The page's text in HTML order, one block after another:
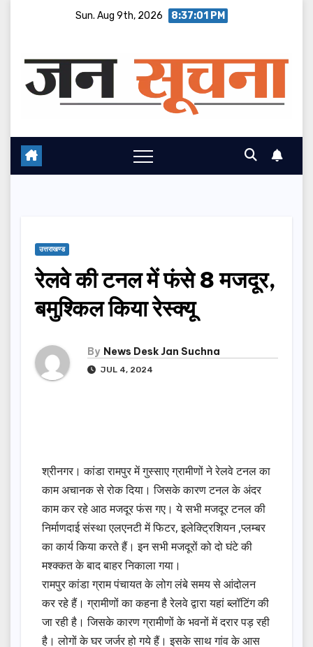
Sun. Aug 9th, 2026 8:37:01 PM
उत्तराखण्ड
रेलवे की टनल में फंसे 8 मजदूर,
बमुश्किल किया रेस्क्यू
By News Desk Jan Suchna
JUL 4, 2024
श्रीनगर। कांडा रामपुर में गुस्साए ग्रामीणों ने रेलवे टनल का
काम अचानक से रोक दिया। जिसके कारण टनल के अंदर
काम कर रहे आठ मजदूर फंस गए। ये सभी मजदूर टनल की
निर्माणदाई संस्था एलएनटी में फिटर, इलेक्ट्रिशियन ,प्लम्बर
का कार्य किया करते हैं। इन सभी मजदूरों को दो घंटे की
मश्क्कत के बाद बाहर निकाला गया।
रामपुर कांडा ग्राम पंचायत के लोग लंबे समय से आंदोलन
कर रहे हैं। ग्रामीणों का कहना है रेलवे द्वारा यहां ब्लॉटिंग की
जा रही है। जिसके कारण ग्रामीणों के भवनों में दरार पड़ रही
है। लोगों के घर जर्जर हो गये हैं। इसके साथ गांव के आस